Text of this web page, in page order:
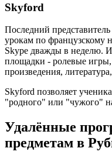
Skyford
Последний
урокам по французскому
Skype дважды в неделю.
площадки - ролевые
произведения,
Skyford позволяет
"родного" или "чужого"
Удалённые
предметам в